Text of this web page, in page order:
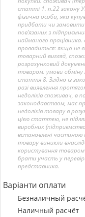
статті 1. п.22 закону
фізична особа, яка
придбати чи замовити
пов’язаних з
найманого
провадиться: якщо не
товарний вигляд,
розрахунковий
товаром. умови обміну
стаття 8. Згідно із
разі виявлення
недоліків споживач, в
законодавством, має
недоліків товару в
цією статтею, не
виробник
встановлені частиною
товару виникли
користування товаром
брати участь у
представника.
Варіанти оплати
Безналичный
Наличный расчёт